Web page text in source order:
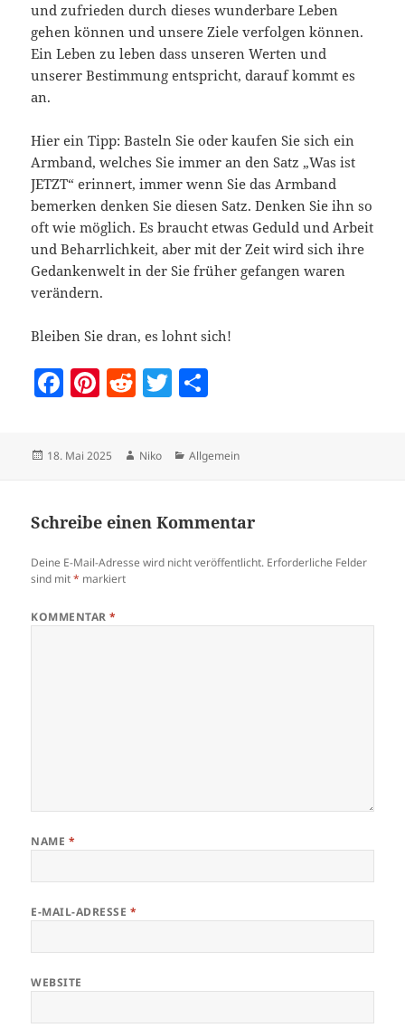
und zufrieden durch dieses wunderbare Leben
gehen können und unsere Ziele verfolgen können.
Ein Leben zu leben dass unseren Werten und
unserer Bestimmung entspricht, darauf kommt es
an.
Hier ein Tipp: Basteln Sie oder kaufen Sie sich ein
Armband, welches Sie immer an den Satz „Was ist
JETZT“ erinnert, immer wenn Sie das Armband
bemerken denken Sie diesen Satz. Denken Sie ihn so
oft wie möglich. Es braucht etwas Geduld und Arbeit
und Beharrlichkeit, aber mit der Zeit wird sich ihre
Gedankenwelt in der Sie früher gefangen waren
verändern.
Bleiben Sie dran, es lohnt sich!
F
e
o
o
k
Pi
er
es
R
d
di
T
itt
ern
Veröffentlicht
18. Mai 2025 Autor
Niko Kategorien
Allgemein
Schreibe einen Kommentar
Deine E-Mail-Adresse wird nicht veröffentlicht. Erforderliche Felder
sind mit* markiert
KOMMENTAR*
NAME *
E-MAIL-ADRESSE *
WEBSITE